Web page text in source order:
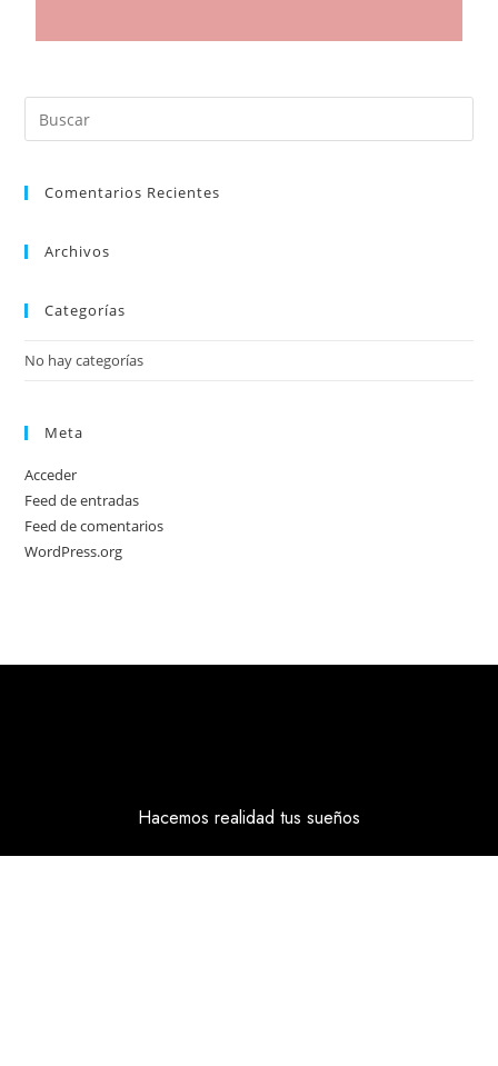
Comentarios Recientes
Archivos
Categorías
No hay categorías
Meta
Acceder
Feed de entradas
Feed de comentarios
WordPress.org
Hacemos realidad tus sueños